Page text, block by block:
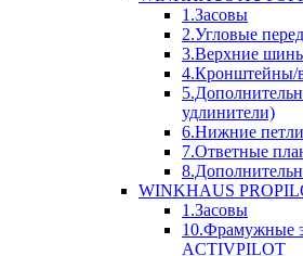
1.Засовы
2.Угловые
3.Верхние
4.Кронштейны/
удлинители)
6.Нижние
7.Ответные
WINKHAUS
1.Засовы
10.Фрамужные
ACTIVPILOT